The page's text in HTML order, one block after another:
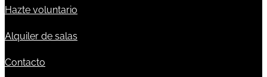
Hazte voluntario
Alquiler de salas
Contacto